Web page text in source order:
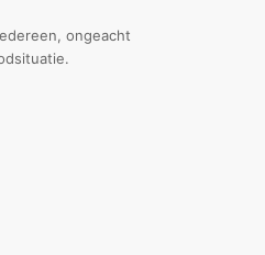
ongeacht